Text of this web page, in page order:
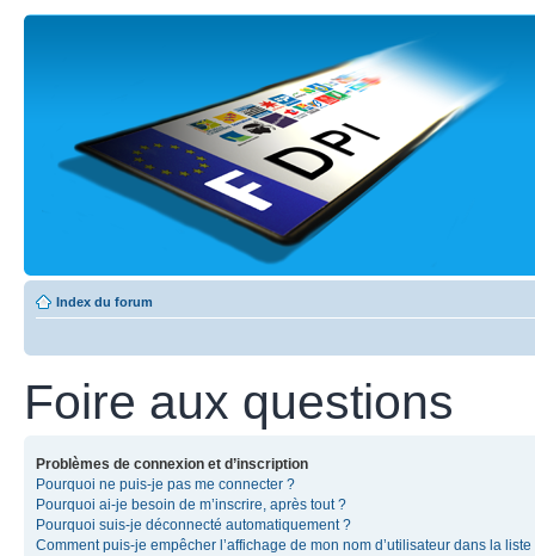
Index du forum
Foire aux questions
Problèmes de connexion et d’inscription
Pourquoi ne puis-je pas me connecter ?
Pourquoi ai-je besoin de m’inscrire, après tout ?
Pourquoi suis-je déconnecté automatiquement ?
Comment puis-je empêcher l’affichage de mon nom d’utilisateur dans la liste